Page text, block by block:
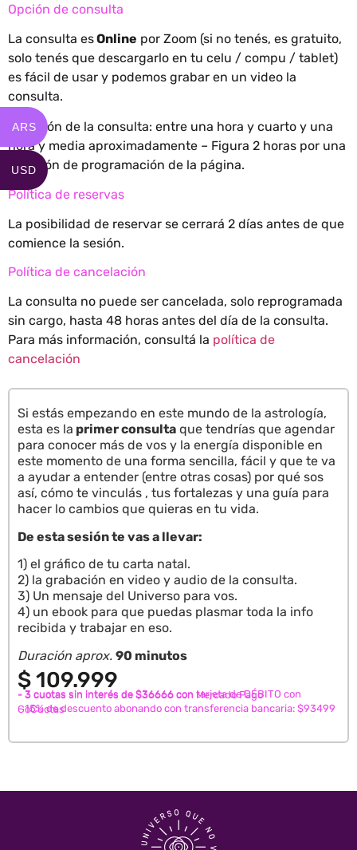
Opción de consulta
La consulta esOnline por Zoom (si no tenés, es gratuito,
solo tenés que descargarlo en tu celu / compu / tablet)
es fácil de usar y podemos grabar en un video la
consulta.
Duración de la consulta: entre una hora y cuarto y una
hora y media aproximadamente – Figura 2 horas por una
cuestión de programación de la página.
Política de reservas
La posibilidad de reservar se cerrará 2 días antes de que
comience la sesión.
Política de cancelación
La consulta no puede ser cancelada, solo reprogramada
sin cargo, hasta 48 horas antes del día de la consulta.
Para más información, consultá la política de
cancelación
Si estás empezando en este mundo de la astrología,
esta es la primer consulta que tendrías que agendar
para conocer más de vos y la energía disponible en
este momento de una forma sencilla, fácil y que te va
a ayudar a entender (entre otras cosas) por qué sos
así, cómo te vinculás , tus fortalezas y una guía para
hacer lo cambios que quieras en tu vida.
De esta sesión te vas a llevar:
1) el gráfico de tu carta natal.
2) la grabación en video y audio de la consulta.
3) Un mensaje del Universo para vos.
4) un ebook para que puedas plasmar toda la info
recibida y trabajar en eso.
Duración aprox. 90 minutos
$109.999
- 3 cuotas sin interés de $36666 con Mercado Pago
- 3 cuotas sin interés de $36666 con tarjeta de DÉBITO con
GoCuotas
- 15% de descuento abonando con transferencia bancaria: $93499
ARS
USD